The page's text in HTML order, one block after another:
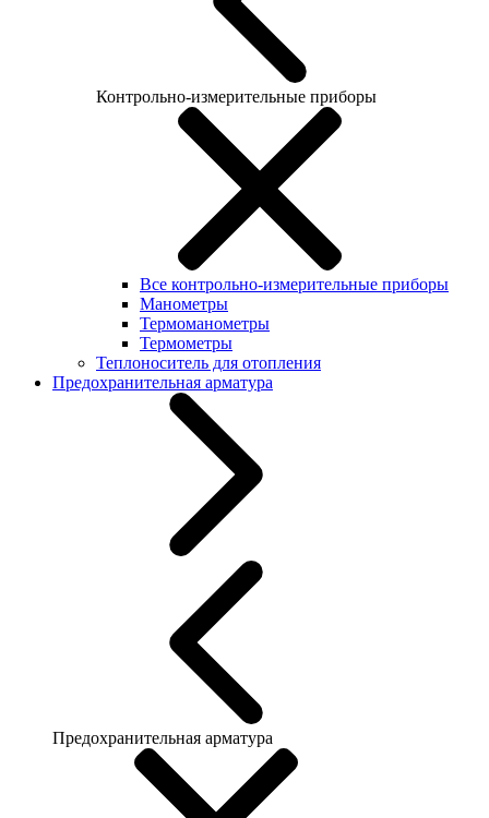
Контрольно-измерительные приборы
Все контрольно-измерительные приборы
Манометры
Термоманометры
Термометры
Теплоноситель для отопления
Предохранительная арматура
Предохранительная арматура